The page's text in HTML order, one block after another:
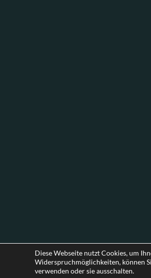
Diese Webseite nutzt Cookies, um
Widerspruchmöglichkeiten, können
verwenden oder sie ausschalten.